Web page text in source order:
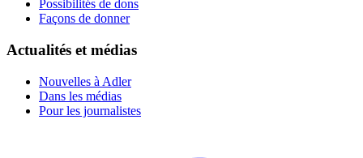
Possibilités de dons
Façons de donner
Actualités et médias
Nouvelles à Adler
Dans les médias
Pour les journalistes